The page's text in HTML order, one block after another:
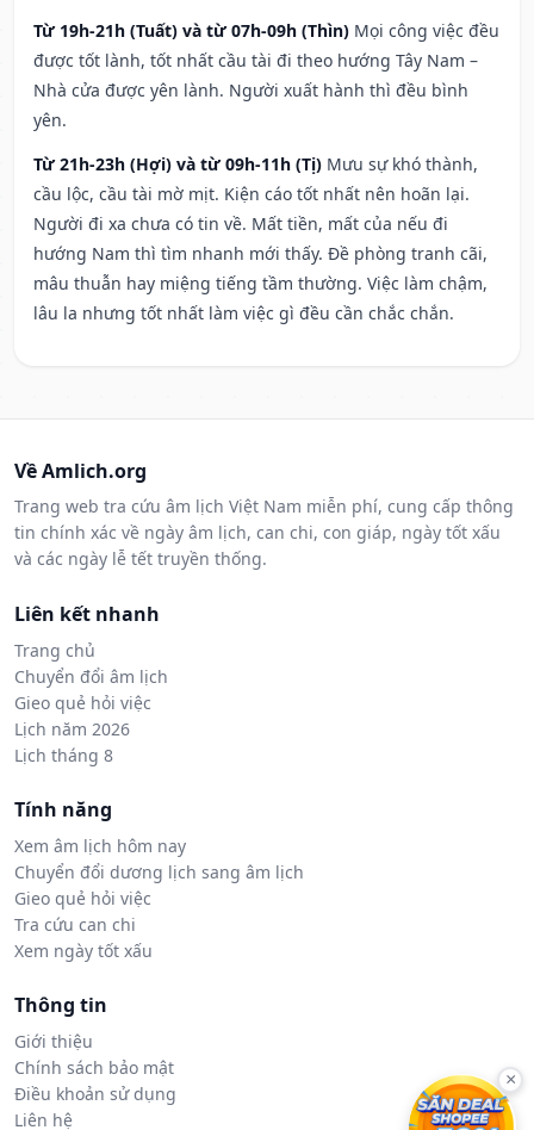
Từ 19h-21h (Tuất) và từ 07h-09h (Thìn) Mọi công việc đều
được tốt lành, tốt nhất cầu tài đi theo hướng Tây Nam –
Nhà cửa được yên lành. Người xuất hành thì đều bình
yên.
Từ 21h-23h (Hợi) và từ 09h-11h (Tị) Mưu sự khó thành,
cầu lộc, cầu tài mờ mịt. Kiện cáo tốt nhất nên hoãn lại.
Người đi xa chưa có tin về. Mất tiền, mất của nếu đi
hướng Nam thì tìm nhanh mới thấy. Đề phòng tranh cãi,
mâu thuẫn hay miệng tiếng tầm thường. Việc làm chậm,
lâu la nhưng tốt nhất làm việc gì đều cần chắc chắn.
Về Amlich.org
Trang web tra cứu âm lịch Việt Nam miễn phí, cung cấp thông
tin chính xác về ngày âm lịch, can chi, con giáp, ngày tốt xấu
và các ngày lễ tết truyền thống.
Liên kết nhanh
Trang chủ
Chuyển đổi âm lịch
Gieo quẻ hỏi việc
Lịch năm 2026
Lịch tháng 8
Tính năng
Xem âm lịch hôm nay
Chuyển đổi dương lịch sang âm lịch
Gieo quẻ hỏi việc
Tra cứu can chi
Xem ngày tốt xấu
Thông tin
Giới thiệu
Chính sách bảo mật
Điều khoản sử dụng
Liên hệ
×